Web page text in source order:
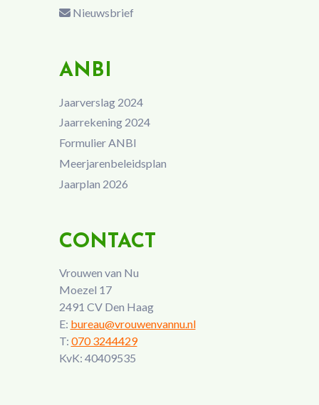
Nieuwsbrief
ANBI
Jaarverslag 2024
Jaarrekening 2024
Formulier ANBI
Meerjarenbeleidsplan
Jaarplan 2026
CONTACT
Vrouwen van Nu
Moezel 17
2491 CV Den Haag
E: bureau@vrouwenvannu.nl
T: 070 3244429
KvK: 40409535